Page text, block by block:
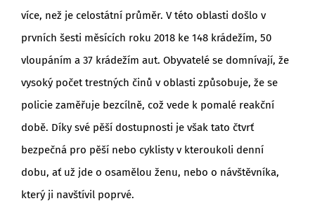
více, než je celostátní průměr. V této oblasti došlo v
prvních šesti měsících roku 2018 ke 148 krádežím, 50
vloupáním a 37 krádežím aut. Obyvatelé se domnívají, že
vysoký počet trestných činů v oblasti způsobuje, že se
policie zaměřuje bezcílně, což vede k pomalé reakční
době. Díky své pěší dostupnosti je však tato čtvrť
bezpečná pro pěší nebo cyklisty v kteroukoli denní
dobu, ať už jde o osamělou ženu, nebo o návštěvníka,
který ji navštívil poprvé.